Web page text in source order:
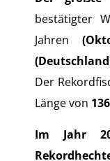
bestätigter
Jahren
Der
Länge von
Im Jahr